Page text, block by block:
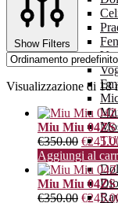
Top
Show Filters
Visualizzazione di 18
Miu Miu
€350.00 €
Aggiungi al
Miu Miu
€350.00 €